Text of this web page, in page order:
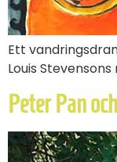
Ett
Louis Stevensons
Peter Pan